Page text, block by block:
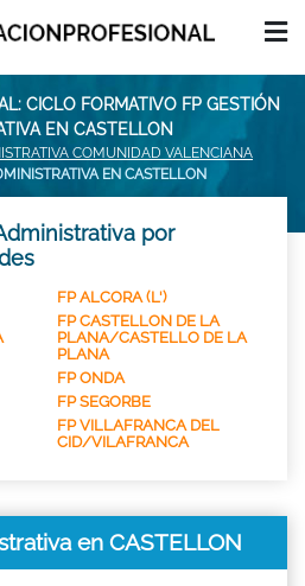
CICLO FORMATIVO FP GESTIÓN
EN CASTELLON
COMUNIDAD VALENCIANA
EN CASTELLON
por
FP ALCORA (L')
FP CASTELLON DE LA
PLANA/CASTELLO DE LA
PLANA
FP ONDA
FP SEGORBE
FP VILLAFRANCA DEL
CID/VILAFRANCA
en CASTELLON